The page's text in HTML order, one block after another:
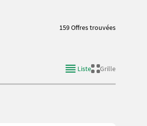
159 Offres trouvées
Liste
Grille